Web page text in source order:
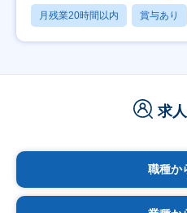
月残業20時間以内 賞与あり
求
職種か